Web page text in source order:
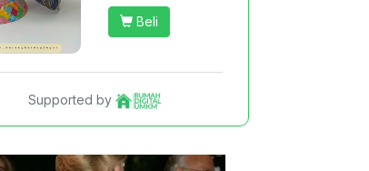
Beli
Supported by